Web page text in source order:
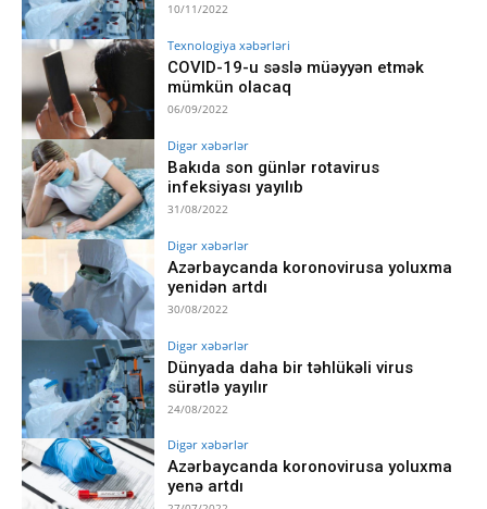
10/11/2022
Texnologiya xəbərləri
COVID-19-u səslə müəyyən etmək
mümkün olacaq
06/09/2022
Digər xəbərlər
Bakıda son günlər rotavirus
infeksiyası yayılıb
31/08/2022
Digər xəbərlər
Azərbaycanda koronovirusa yoluxma
yenidən artdı
30/08/2022
Digər xəbərlər
Dünyada daha bir təhlükəli virus
sürətlə yayılır
24/08/2022
Digər xəbərlər
Azərbaycanda koronovirusa yoluxma
yenə artdı